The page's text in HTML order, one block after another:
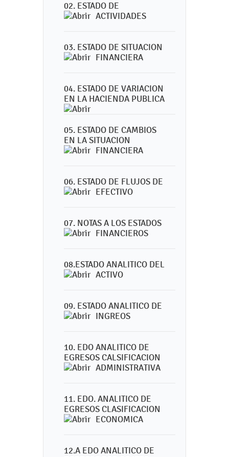
02. ESTADO DE
ACTIVIDADES
03. ESTADO DE SITUACION
FINANCIERA
04. ESTADO DE VARIACION
EN LA HACIENDA PUBLICA
05. ESTADO DE CAMBIOS
EN LA SITUACION
FINANCIERA
06. ESTADO DE FLUJOS DE
EFECTIVO
07. NOTAS A LOS ESTADOS
FINANCIEROS
08.ESTADO ANALITICO DEL
ACTIVO
09. ESTADO ANALITICO DE
INGREOS
10. EDO ANALITICO DE
EGRESOS CALSIFICACION
ADMINISTRATIVA
11. EDO. ANALITICO DE
EGRESOS CLASIFICACION
ECONOMICA
12.A EDO ANALITICO DE